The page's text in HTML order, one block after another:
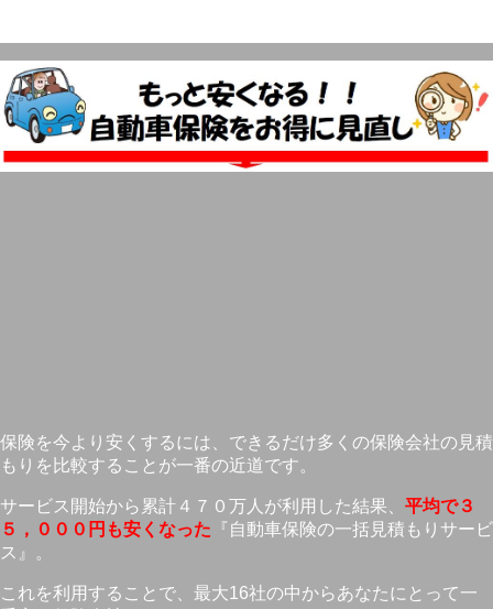
保険を今より安くするには、できるだけ多くの保険会社の見積
もりを比較することが一番の近道です。
サービス開始から累計４７０万人が利用した結果、 平均で３
５，０００円も安くなった 『自動車保険の一括見積もりサービ
ス』。
これを利用することで、最大16社の中からあなたにとって一